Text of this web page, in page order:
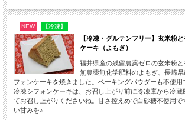
NEW 【冷凍】
【冷凍・グルテンフリー】玄米粉
ケーキ（よもぎ）
福井県産の残留農薬ゼロの玄米粉
無農薬無化学肥料のよもぎ、長崎
フォンケーキを焼きました。ベーキングパウダーも不使用
冷凍シフォンケーキは、お召し上がり前に冷凍庫から冷蔵
てお召し上がりくださいね。甘さ控えめで白砂糖不使用で
い甘みを♪